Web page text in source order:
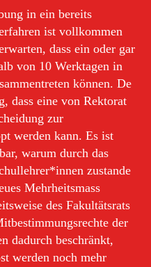
in ein bereits
ist vollkommen
dass ein oder gar
von 10 Werktagen in
können. De
dass eine von Rektorat
zur
werden kann. Es ist
warum durch das
zustande
Mehrheitsmass
des Fakultätsrats
der
dadurch beschränkt,
werden noch mehr